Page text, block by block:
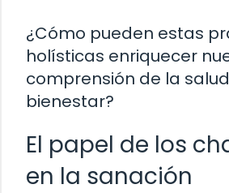
¿Cómo pueden estas
holísticas enriquecer
comprensión de la
bienestar?
El papel de los
en la sanación